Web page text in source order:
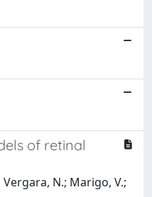
of retinal
N.; Marigo, V.;